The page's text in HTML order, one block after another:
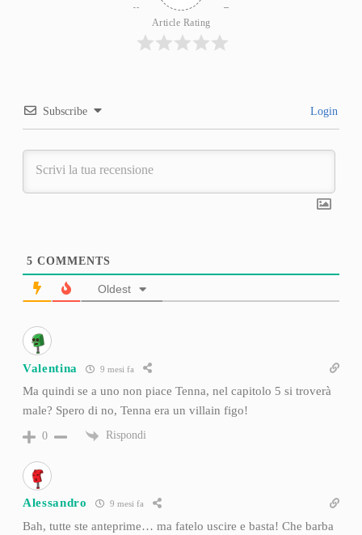
Article Rating
Subscribe Login
5 COMMENTS
Oldest
Valentina 9 mesi fa
Ma quindi se a uno non piace Tenna, nel capitolo 5 si troverà
male? Spero di no, Tenna era un villain figo!
0 Rispondi
Alessandro 9 mesi fa
Bah, tutte ste anteprime… ma fatelo uscire e basta! Che barba